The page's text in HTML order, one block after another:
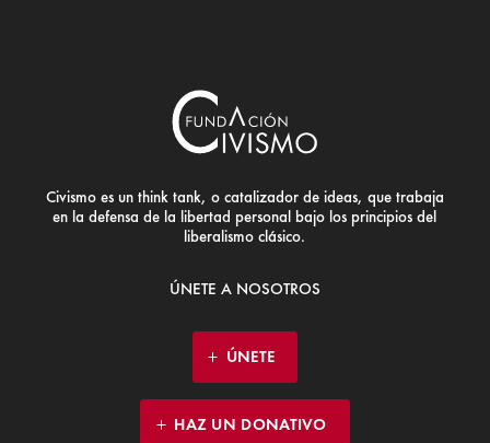
Civismo es un think tank, o catalizador de ideas, que trabaja
en la defensa de la libertad personal bajo los principios del
liberalismo clásico.
ÚNETE A NOSOTROS
ÚNETE
HAZ UN DONATIVO